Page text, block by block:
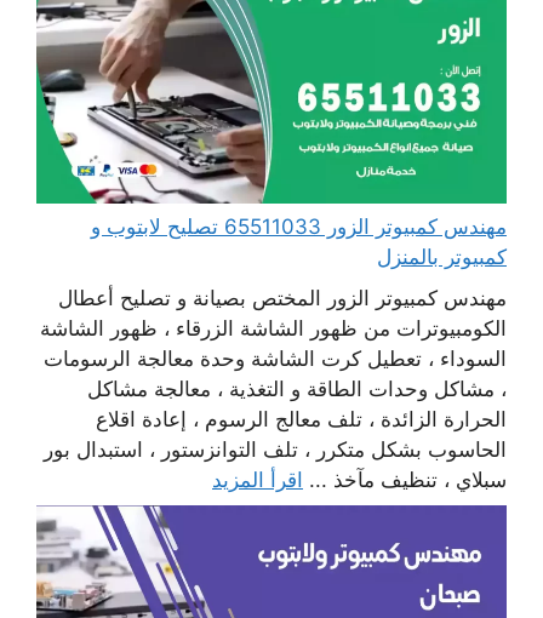
مهندس كمبيوتر الزور 65511033 تصليح لابتوب و
كمبيوتر بالمنزل
مهندس كمبيوتر الزور المختص بصيانة و تصليح أعطال
الكومبيوترات من ظهور الشاشة الزرقاء ، ظهور الشاشة
السوداء ، تعطيل كرت الشاشة وحدة معالجة الرسومات
، مشاكل وحدات الطاقة و التغذية ، معالجة مشاكل
الحرارة الزائدة ، تلف معالج الرسوم ، إعادة اقلاع
الحاسوب بشكل متكرر ، تلف التوانزستور ، استبدال بور
سبلاي ، تنظيف مآخذ ... اقرأ المزيد